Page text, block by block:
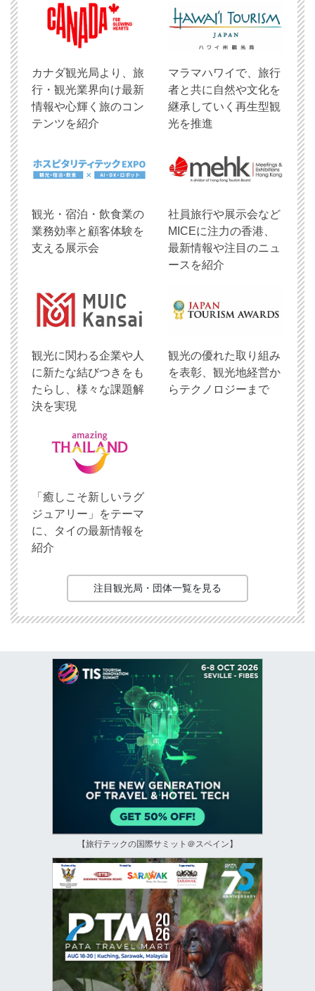
​カナダ観光局より、旅
行・観光業界向け最新
情報や心輝く旅のコン
テンツを紹介
マラマハワイで、旅行
者と共に自然や文化を
継承していく再生型観
光を推進
観光・宿泊・飲食業の
業務効率と顧客体験を
支える展示会
社員旅行や展示会など
MICEに注力の香港、
最新情報や注目のニュ
ースを紹介
観光に関わる企業や人
に新たな結びつきをも
たらし、様々な課題解
決を実現
観光の優れた取り組み
を表彰、観光地経営か
らテクノロジーまで
「癒しこそ新しいラグ
ジュアリー」をテーマ
に、タイの最新情報を
紹介
注目観光局・団体一覧を見る
【旅行テックの国際サミット＠スペイン】